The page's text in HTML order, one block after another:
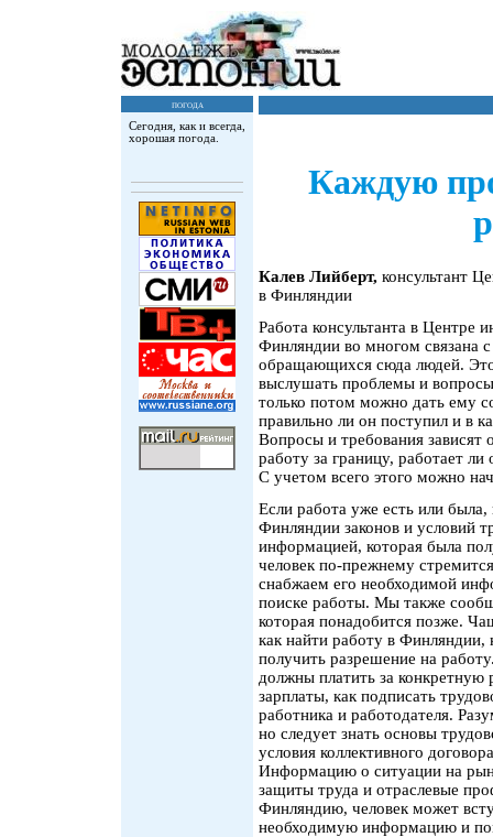
погода
Сегодня, как и всегда,
хорошая погода.
Каждую
Калев Лийберт, консультант
в Финляндии
Работа консультанта в
Финляндии во многом связана
обращающихся сюда людей. Это
выслушать проблемы и
только потом можно дать ему
правильно ли он поступил и в
Вопросы и требования зависят
работу за границу, работает
С учетом всего этого можно
Если работа уже есть или
Финляндии законов и условий
информацией, которая была
человек по-прежнему
снабжаем его необходимой
поиске работы. Мы также
которая понадобится позже.
как найти работу в Финляндии,
получить разрешение на
должны платить за
зарплаты, как подписать
работника и работодателя.
но следует знать основы
условия коллективного
Информацию о ситуации на
защиты труда и отраслевые
Финляндию, человек может
необходимую информацию и